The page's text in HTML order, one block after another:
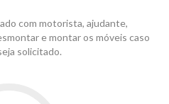
com motorista, ajudante,
e montar os móveis caso
solicitado.